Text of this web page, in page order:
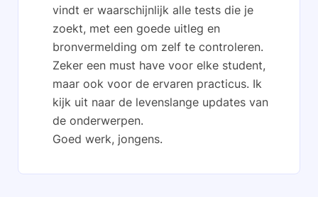
vindt er waarschijnlijk alle tests die je
zoekt, met een goede uitleg en
bronvermelding om zelf te controleren.
Zeker een must have voor elke student,
maar ook voor de ervaren practicus. Ik
kijk uit naar de levenslange updates van
de onderwerpen.
Goed werk, jongens.